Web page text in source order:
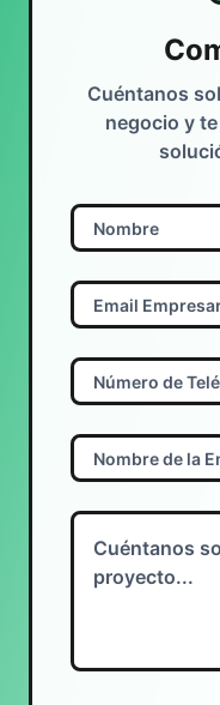
Cuéntanos
negocio y